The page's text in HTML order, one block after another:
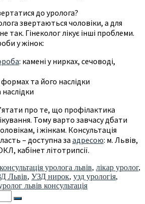
до уролога?
звертаються чоловіки, а для
так. Гінеколог лікує інші проблеми.
у жінок:
: камені у нирках, сечоводі,
формах та його наслідки
наслідки
про те, що профілактика
Тому варто завчасу дбати
і жінкам. Консультація
– доступна за адресою: м. Львів,
кабінет літотрипсії.
консультація уролога львів, лікар уролог,
Львів, УЗД нирок, узд урологія,
львів консультація